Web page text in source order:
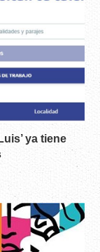
ya tiene